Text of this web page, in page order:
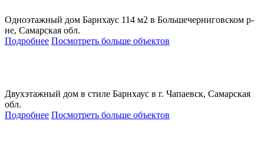
Одноэтажный дом Барнхаус 114 м2 в Большечерниговском р-
не, Самарская обл.
Подробнее Посмотреть больше объектов
Двухэтажный дом в стиле Барнхаус в г. Чапаевск, Самарская
обл.
Подробнее Посмотреть больше объектов